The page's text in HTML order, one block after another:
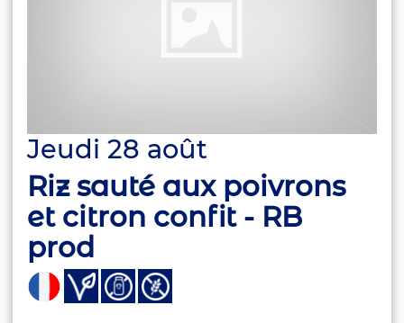
Jeudi 28 août
Riz sauté aux poivrons
et citron confit - RB
prod